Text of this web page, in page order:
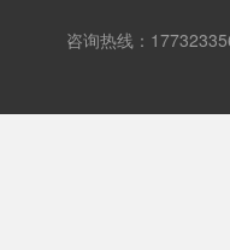
咨询热线：